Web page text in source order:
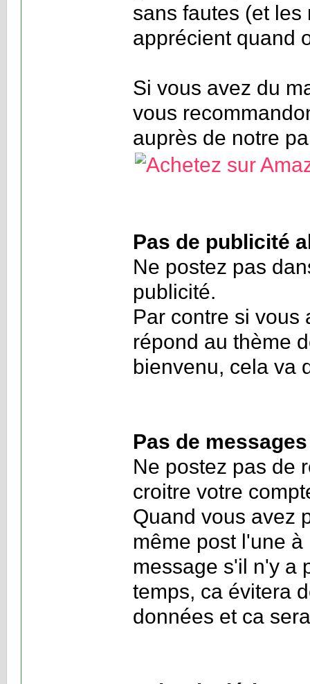
sans fautes (et
apprécient quand
Si vous avez du
vous
auprès de notre
Pas de publicité
Ne postez pas
publicité.
Par contre si vous
répond au thème
bienvenu, cela va
Pas de
Ne postez pas de
croitre votre
Quand vous avez
même post l'une
message s'il n'y a
temps, ca évitera
données et ca